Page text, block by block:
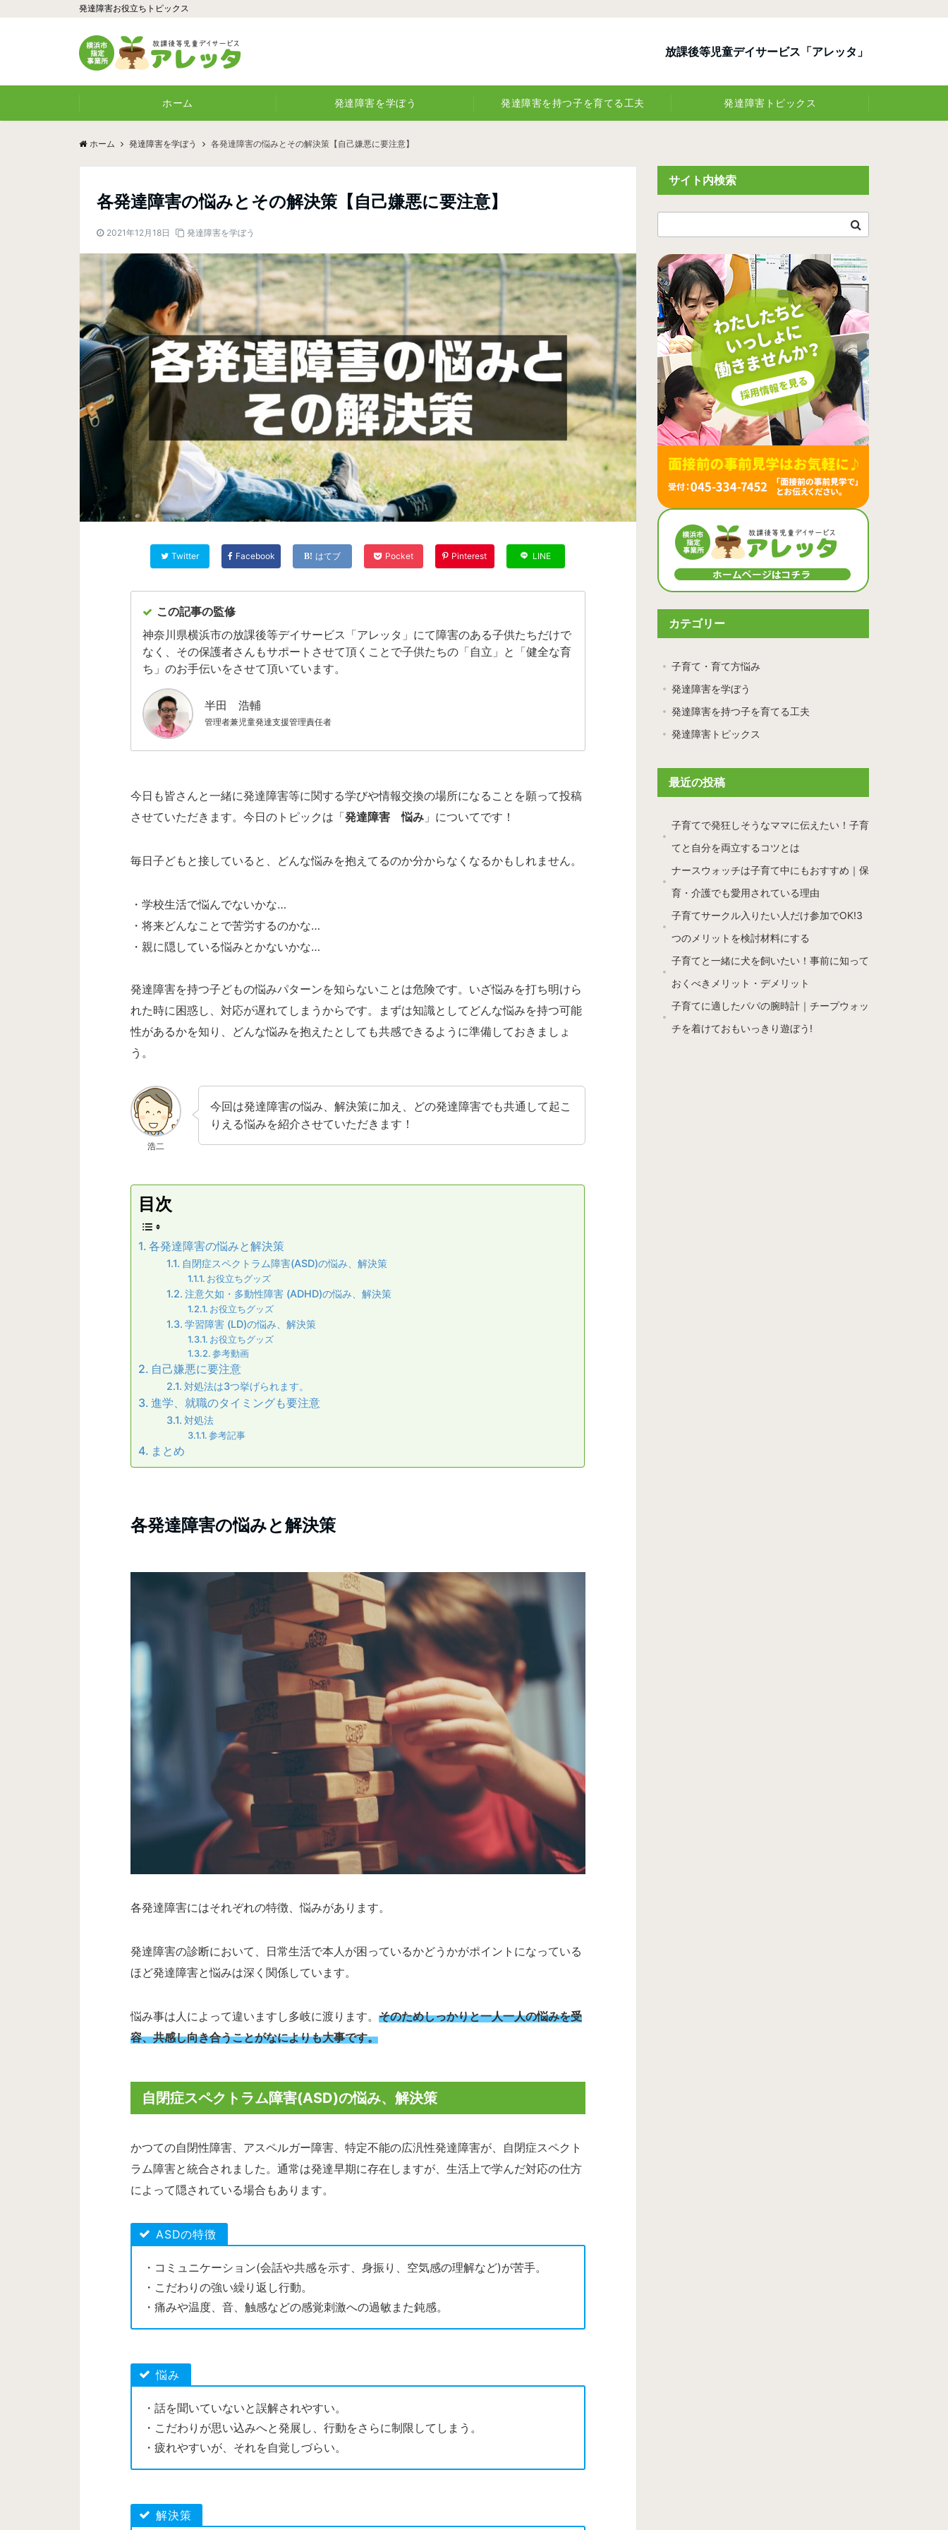
発達障害お役立ちトピックス
放課後等児童デイサービス「アレッタ」
ホーム 発達障害を学ぼう 発達障害を持つ子を育てる工夫 発達障害トピックス
ホーム 発達障害を学ぼう 各発達障害の悩みとその解決策【自己嫌悪に要注意】
各発達障害の悩みとその解決策【自己嫌悪に要注意】
2021年12月18日 発達障害を学ぼう
Twitter Facebook はてブ Pocket Pinterest LINE
この記事の監修
神奈川県横浜市の放課後等デイサービス「アレッタ」にて障害のある子供たちだけで
なく、その保護者さんもサポートさせて頂くことで子供たちの「自立」と「健全な育
ち」のお手伝いをさせて頂いています。
半田 浩輔
管理者兼児童発達支援管理責任者
今日も皆さんと一緒に発達障害等に関する学びや情報交換の場所になることを願って投稿
させていただきます。今日のトピックは「発達障害 悩み 」についてです！
毎日子どもと接していると、どんな悩みを抱えてるのか分からなくなるかもしれません。
・学校生活で悩んでないかな…
・将来どんなことで苦労するのかな…
・親に隠している悩みとかないかな…
発達障害を持つ子どもの悩みパターンを知らないことは危険です。いざ悩みを打ち明けら
れた時に困惑し、対応が遅れてしまうからです。まずは知識としてどんな悩みを持つ可能
性があるかを知り、どんな悩みを抱えたとしても共感できるように準備しておきましょ
う。
浩二
今回は発達障害の悩み、解決策に加え、どの発達障害でも共通して起こ
りえる悩みを紹介させていただきます！
目次
各発達障害の悩みと解決策
自閉症スペクトラム障害(ASD)の悩み、解決策
お役立ちグッズ
注意欠如・多動性障害 (ADHD)の悩み、解決策
お役立ちグッズ
学習障害 (LD)の悩み、解決策
お役立ちグッズ
参考動画
自己嫌悪に要注意
対処法は3つ挙げられます。
進学、就職のタイミングも要注意
対処法
参考記事
まとめ
各発達障害の悩みと解決策
各発達障害にはそれぞれの特徴、悩みがあります。
発達障害の診断において、日常生活で本人が困っているかどうかがポイントになっている
ほど発達障害と悩みは深く関係しています。
悩み事は人によって違いますし多岐に渡ります。 そのためしっかりと一人一人の悩みを受
容、共感し向き合うことがなによりも大事です。
自閉症スペクトラム障害(ASD)の悩み、解決策
かつての自閉性障害、アスペルガー障害、特定不能の広汎性発達障害が、自閉症スペクト
ラム障害と統合されました。通常は発達早期に存在しますが、生活上で学んだ対応の仕方
によって隠されている場合もあります。
ASDの特徴
・コミュニケーション(会話や共感を示す、身振り、空気感の理解など)が苦手。
・こだわりの強い繰り返し行動。
・痛みや温度、音、触感などの感覚刺激への過敏また鈍感。
悩み
・話を聞いていないと誤解されやすい。
・こだわりが思い込みへと発展し、行動をさらに制限してしまう。
・疲れやすいが、それを自覚しづらい。
解決策
サイト内検索
カテゴリー
子育て・育て方悩み
発達障害を学ぼう
発達障害を持つ子を育てる工夫
発達障害トピックス
最近の投稿
子育てで発狂しそうなママに伝えたい！子育
てと自分を両立するコツとは
ナースウォッチは子育て中にもおすすめ｜保
育・介護でも愛用されている理由
子育てサークル入りたい人だけ参加でOK!3
つのメリットを検討材料にする
子育てと一緒に犬を飼いたい！事前に知って
おくべきメリット・デメリット
子育てに適したパパの腕時計｜チープウォッ
チを着けておもいっきり遊ぼう!